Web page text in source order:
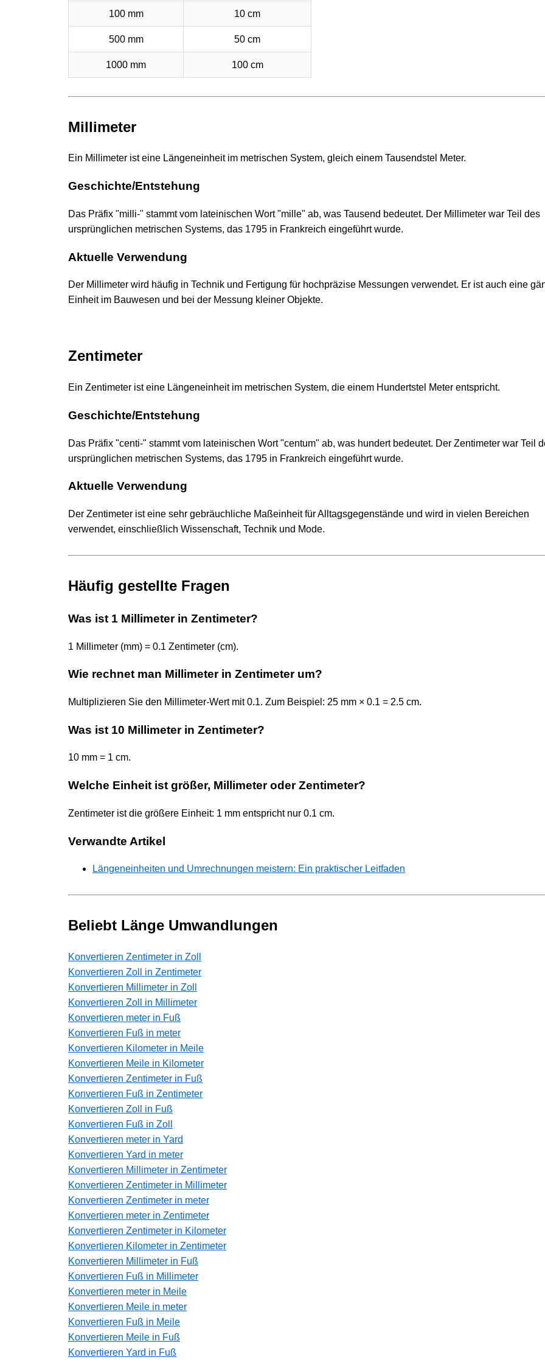
100 mm 10 cm
500 mm 50 cm
1000 mm 100 cm
Millimeter
Ein Millimeter ist eine Längeneinheit im metrischen System, gleich einem Tausendstel Meter.
Geschichte/Entstehung
Das Präfix "milli-" stammt vom lateinischen Wort "mille" ab, was Tausend bedeutet. Der Millimeter war Teil des
ursprünglichen metrischen Systems, das 1795 in Frankreich eingeführt wurde.
Aktuelle Verwendung
Der Millimeter wird häufig in Technik und Fertigung für hochpräzise Messungen verwendet. Er ist auch eine
Einheit im Bauwesen und bei der Messung kleiner Objekte.
Zentimeter
Ein Zentimeter ist eine Längeneinheit im metrischen System, die einem Hundertstel Meter entspricht.
Geschichte/Entstehung
Das Präfix "centi-" stammt vom lateinischen Wort "centum" ab, was hundert bedeutet. Der Zentimeter war Teil
ursprünglichen metrischen Systems, das 1795 in Frankreich eingeführt wurde.
Aktuelle Verwendung
Der Zentimeter ist eine sehr gebräuchliche Maßeinheit für Alltagsgegenstände und wird in vielen Bereichen
verwendet, einschließlich Wissenschaft, Technik und Mode.
Häufig gestellte Fragen
Was ist 1 Millimeter in Zentimeter?
1 Millimeter (mm) = 0.1 Zentimeter (cm).
Wie rechnet man Millimeter in Zentimeter um?
Multiplizieren Sie den Millimeter-Wert mit 0.1. Zum Beispiel: 25 mm × 0.1 = 2.5 cm.
Was ist 10 Millimeter in Zentimeter?
10 mm = 1 cm.
Welche Einheit ist größer, Millimeter oder Zentimeter?
Zentimeter ist die größere Einheit: 1 mm entspricht nur 0.1 cm.
Verwandte Artikel
Längeneinheiten und Umrechnungen meistern: Ein praktischer Leitfaden
Beliebt Länge Umwandlungen
Konvertieren Zentimeter in Zoll
Konvertieren Zoll in Zentimeter
Konvertieren Millimeter in Zoll
Konvertieren Zoll in Millimeter
Konvertieren meter in Fuß
Konvertieren Fuß in meter
Konvertieren Kilometer in Meile
Konvertieren Meile in Kilometer
Konvertieren Zentimeter in Fuß
Konvertieren Fuß in Zentimeter
Konvertieren Zoll in Fuß
Konvertieren Fuß in Zoll
Konvertieren meter in Yard
Konvertieren Yard in meter
Konvertieren Millimeter in Zentimeter
Konvertieren Zentimeter in Millimeter
Konvertieren Zentimeter in meter
Konvertieren meter in Zentimeter
Konvertieren Zentimeter in Kilometer
Konvertieren Kilometer in Zentimeter
Konvertieren Millimeter in Fuß
Konvertieren Fuß in Millimeter
Konvertieren meter in Meile
Konvertieren Meile in meter
Konvertieren Fuß in Meile
Konvertieren Meile in Fuß
Konvertieren Yard in Fuß